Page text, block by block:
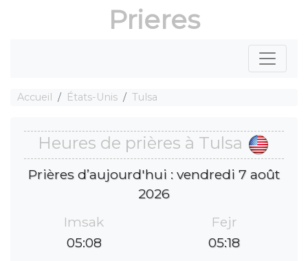
Prieres
Accueil États-Unis Tulsa
Heures de prières à Tulsa
Prières d’aujourd'hui : vendredi 7 août
2026
Imsak
05:08
Fejr
05:18